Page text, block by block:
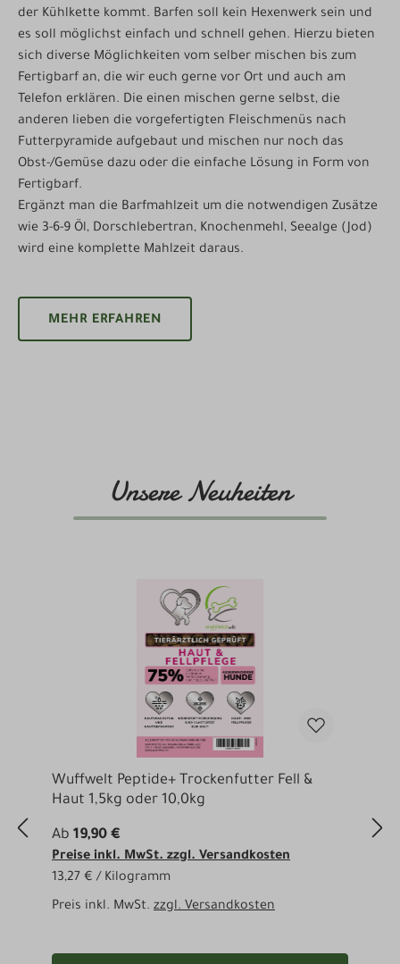
der Kühlkette kommt. Barfen soll kein Hexenwerk sein und
es soll möglichst einfach und schnell gehen. Hierzu bieten
sich diverse Möglichkeiten vom selber mischen bis zum
Fertigbarf an, die wir euch gerne vor Ort und auch am
Telefon erklären. Die einen mischen gerne selbst, die
anderen lieben die vorgefertigten Fleischmenüs nach
Futterpyramide aufgebaut und mischen nur noch das
Obst-/Gemüse dazu oder die einfache Lösung in Form von
Fertigbarf.
Ergänzt man die Barfmahlzeit um die notwendigen Zusätze
wie 3-6-9 Öl, Dorschlebertran, Knochenmehl, Seealge (Jod)
wird eine komplette Mahlzeit daraus.
MEHR ERFAHREN
Unsere Neuheiten
Wuffwelt Peptide+ Trockenfutter Fell &
Haut 1,5kg oder 10,0kg
Ab 19,90 €
Preise inkl. MwSt. zzgl. Versandkosten
13,27 € / Kilogramm
Preis inkl. MwSt. zzgl. Versandkosten